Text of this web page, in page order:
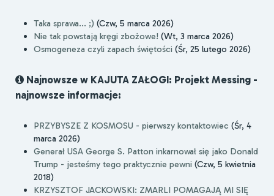
Taka sprawa... ;) (Czw, 5 marca 2026)
Nie tak powstają kręgi zbożowe! (Wt, 3 marca 2026)
Osmogeneza czyli zapach świętości (Śr, 25 lutego 2026)
Najnowsze w KAJUTA ZAŁOGI: Projekt Messing -
najnowsze informacje:
PRZYBYSZE Z KOSMOSU - pierwszy kontaktowiec (Śr, 4
marca 2026)
Generał USA George S. Patton inkarnował się jako Donald
Trump - jesteśmy tego praktycznie pewni (Czw, 5 kwietnia
2018)
KRZYSZTOF JACKOWSKI: ZMARLI POMAGAJĄ MI SIĘ